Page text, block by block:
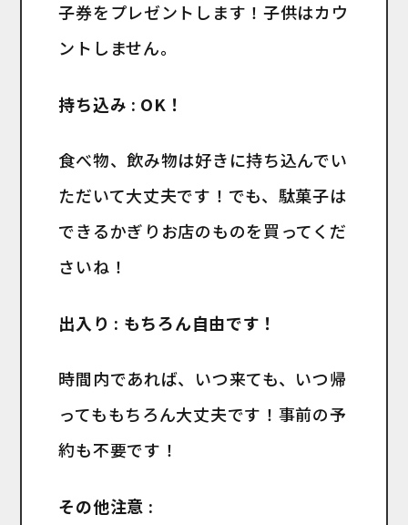
子券をプレゼントします！子供はカウ
ントしません。
持ち込み : OK！
食べ物、飲み物は好きに持ち込んでい
ただいて大丈夫です！でも、駄菓子は
できるかぎりお店のものを買ってくだ
さいね！
出入り : もちろん自由です！
時間内であれば、いつ来ても、いつ帰
ってももちろん大丈夫です！事前の予
約も不要です！
その他注意 :